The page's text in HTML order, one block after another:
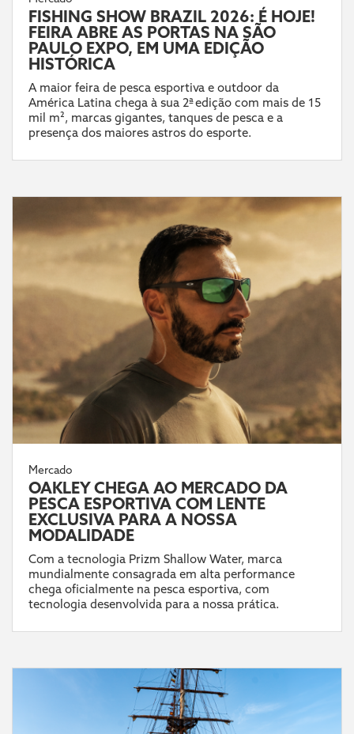
FISHING SHOW BRAZIL 2026: É HOJE!
FEIRA ABRE AS PORTAS NA SÃO
PAULO EXPO, EM UMA EDIÇÃO
HISTÓRICA
A maior feira de pesca esportiva e outdoor da
América Latina chega à sua 2ª edição com mais de 15
mil m², marcas gigantes, tanques de pesca e a
presença dos maiores astros do esporte.
Mercado
OAKLEY CHEGA AO MERCADO DA
PESCA ESPORTIVA COM LENTE
EXCLUSIVA PARA A NOSSA
MODALIDADE
Com a tecnologia Prizm Shallow Water, marca
mundialmente consagrada em alta performance
chega oficialmente na pesca esportiva, com
tecnologia desenvolvida para a nossa prática.